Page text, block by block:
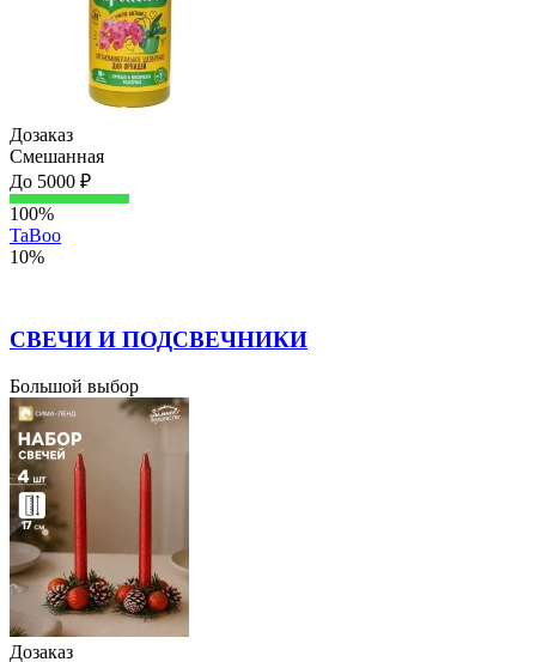
Дозаказ
Смешанная
До 5000 ₽
100%
TaBoo
10%
СВЕЧИ И ПОДСВЕЧНИКИ
Большой выбор
Дозаказ